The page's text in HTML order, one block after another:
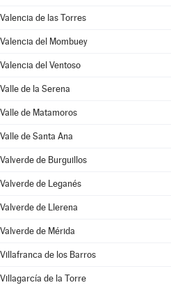
Valencia de las Torres
Valencia del Mombuey
Valencia del Ventoso
Valle de la Serena
Valle de Matamoros
Valle de Santa Ana
Valverde de Burguillos
Valverde de Leganés
Valverde de Llerena
Valverde de Mérida
Villafranca de los Barros
Villagarcía de la Torre